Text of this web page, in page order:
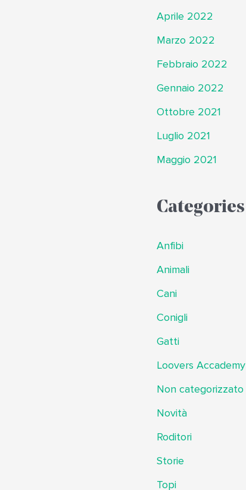
Aprile 2022
Marzo 2022
Febbraio 2022
Gennaio 2022
Ottobre 2021
Luglio 2021
Maggio 2021
Categories
Anfibi
Animali
Cani
Conigli
Gatti
Loovers Accademy
Non categorizzato
Novità
Roditori
Storie
Topi